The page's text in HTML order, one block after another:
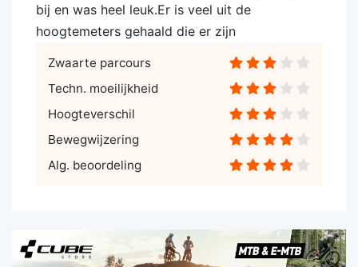
bij en was heel leuk.Er is veel uit de
hoogtemeters gehaald die er zijn
Zwaarte parcours
Techn. moeilijkheid
Hoogteverschil
Bewegwijzering
Alg. beoordeling